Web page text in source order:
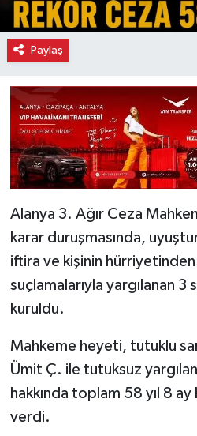
Paylaş
Alanya 3. Ağır Ceza
karar duruşmasında,
iftira ve kişinin hürriyetinden
suçlamalarıyla yargılanan 3
kuruldu.
Mahkeme heyeti, tutuklu
Ümit Ç. ile tutuksuz
hakkında toplam 58 yıl 8 ay
verdi.